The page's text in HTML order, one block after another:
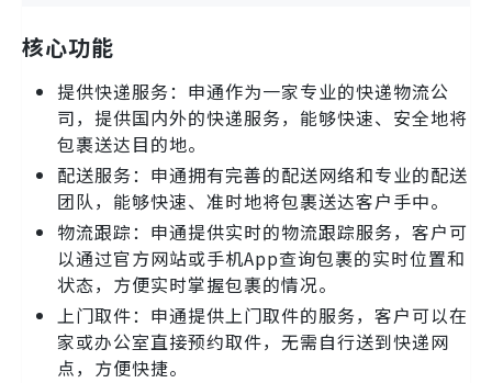
核心功能
提供快递服务：申通作为一家专业的快递物流公
司，提供国内外的快递服务，能够快速、安全地将
包裹送达目的地。
配送服务：申通拥有完善的配送网络和专业的配送
团队，能够快速、准时地将包裹送达客户手中。
物流跟踪：申通提供实时的物流跟踪服务，客户可
以通过官方网站或手机App查询包裹的实时位置和
状态，方便实时掌握包裹的情况。
上门取件：申通提供上门取件的服务，客户可以在
家或办公室直接预约取件，无需自行送到快递网
点，方便快捷。